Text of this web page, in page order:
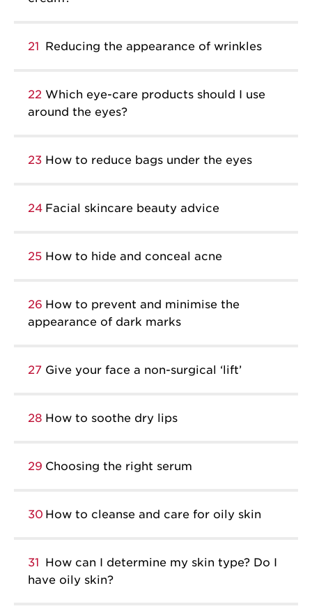
21 Reducing the appearance of wrinkles
22 Which eye-care products should I use
around the eyes?
23 How to reduce bags under the eyes
24 Facial skincare beauty advice
25 How to hide and conceal acne
26 How to prevent and minimise the
appearance of dark marks
27 Give your face a non-surgical ‘lift’
28 How to soothe dry lips
29 Choosing the right serum
30 How to cleanse and care for oily skin
31 How can I determine my skin type? Do I
have oily skin?